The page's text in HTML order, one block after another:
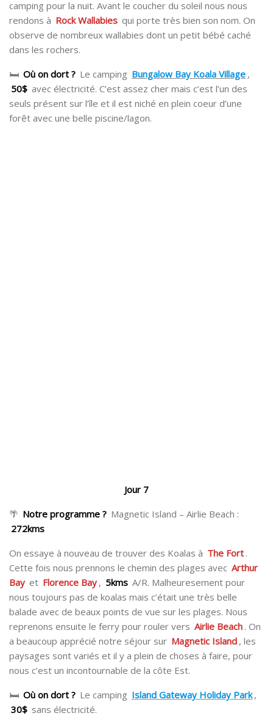
camping pour la nuit. Avant le coucher du soleil nous nous
rendons à Rock Wallabies qui porte très bien son nom. On
observe de nombreux wallabies dont un petit bébé caché
dans les rochers.
🛏 Où on dort ? Le camping Bungalow Bay Koala Village ,
50$ avec électricité. C’est assez cher mais c’est l’un des
seuls présent sur l’île et il est niché en plein coeur d’une
forêt avec une belle piscine/lagon.
Jour 7
🌴 Notre programme ? Magnetic Island – Airlie Beach :
272kms
On essaye à nouveau de trouver des Koalas à The Fort .
Cette fois nous prennons le chemin des plages avec Arthur
Bay et Florence Bay , 5kms A/R. Malheuresement pour
nous toujours pas de koalas mais c’était une très belle
balade avec de beaux points de vue sur les plages. Nous
reprenons ensuite le ferry pour rouler vers Airlie Beach . On
a beaucoup apprécié notre séjour sur Magnetic Island , les
paysages sont variés et il y a plein de choses à faire, pour
nous c’est un incontournable de la côte Est.
🛏 Où on dort ? Le camping Island Gateway Holiday Park ,
30$ sans électricité.